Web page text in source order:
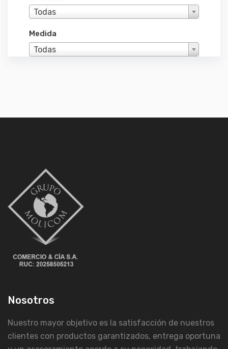
Todas
Medida
Todas
Nosotros
Nuestro mayor objetivo es la satisfacción de nuestros
clientes con productos garantizados, entrega oportuna